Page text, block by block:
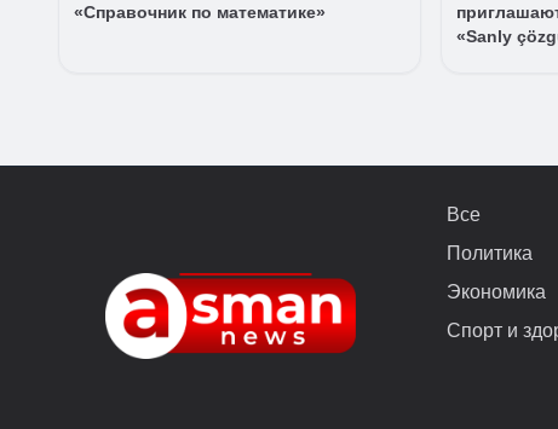
«Справочник по математике»
«Sanly
Все
Политика
Экономика
Спорт и